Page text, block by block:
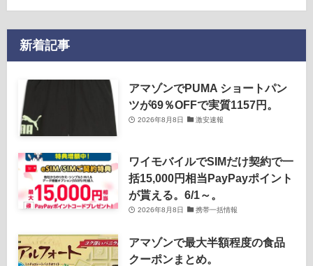
新着記事
アマゾンでPUMA ショートパン
ツが69％OFFで実質1157円。
2026年8月8日 激安速報
ワイモバイルでSIMだけ契約で一
括15,000円相当PayPayポイント
が貰える。6/1～。
2026年8月8日 携帯一括情報
アマゾンで最大半額程度の食品
クーポンまとめ。